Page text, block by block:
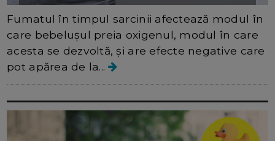
Fumatul în timpul sarcinii afectează modul în
care bebelușul preia oxigenul, modul în care
acesta se dezvoltă, și are efecte negative care
pot apărea de la...